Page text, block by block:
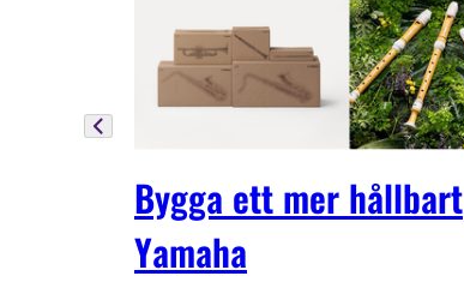
Bygga ett mer hållbart
Yamaha